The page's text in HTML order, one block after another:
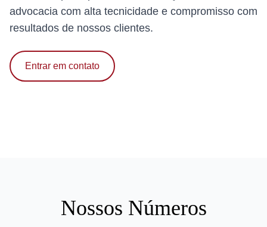
advocacia com alta tecnicidade e compromisso com
resultados de nossos clientes.
Entrar em contato
Nossos Números